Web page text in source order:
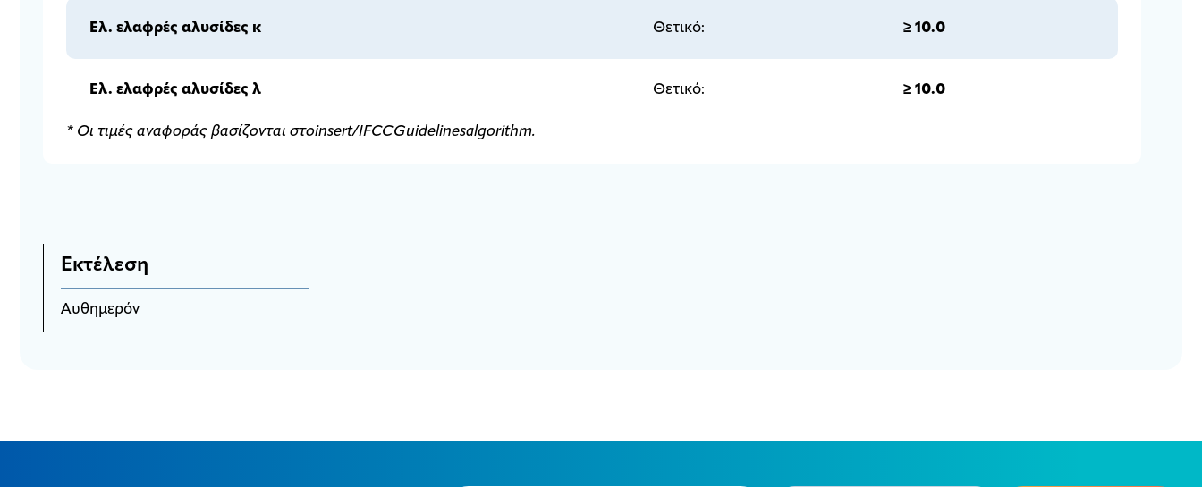
Ελ. ελαφρές αλυσίδες κ Θετικό: ≥ 10.0
Ελ. ελαφρές αλυσίδες λ Θετικό: ≥ 10.0
* Οι τιμές αναφοράς βασίζονται στοinsert/IFCCGuidelinesalgorithm.
Εκτέλεση
Αυθημερόν